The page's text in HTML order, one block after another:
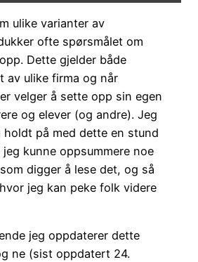
ulike varianter av
ofte spørsmålet om
Dette gjelder både
av ulike firma og når
velger å sette opp sin egen
og elever (og andre). Jeg
holdt på med dette en stund
kunne oppsummere noe
digger å lese det, og så
jeg kan peke folk videre
jeg oppdaterer dette
ne (sist oppdatert 24.